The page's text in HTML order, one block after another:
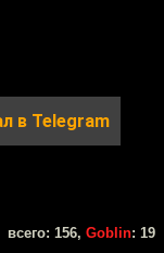
в Telegram
всего: 156, Goblin: 19